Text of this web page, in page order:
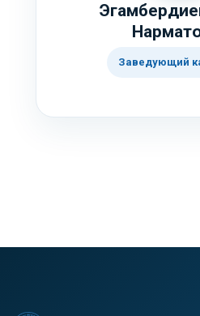
Заведующий